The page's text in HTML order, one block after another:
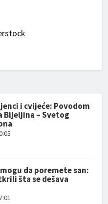
i cvijeće: Povodom
Bijeljina – Svetog
da poremete san:
šta se dešava